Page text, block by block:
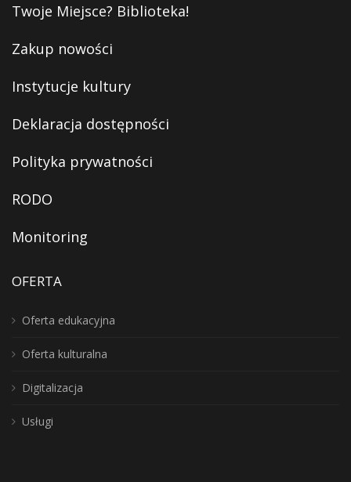
Twoje Miejsce? Biblioteka!
Zakup nowości
Instytucje kultury
Deklaracja dostępności
Polityka prywatności
RODO
Monitoring
OFERTA
Oferta edukacyjna
Oferta kulturalna
Digitalizacja
Usługi